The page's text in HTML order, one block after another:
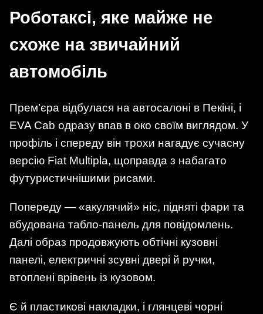
Роботаксі, яке майже не
схоже на звичайний
автомобіль
Прем’єра відбулася на автосалоні в Пекіні, і
EVA Cab одразу впав в око своїм виглядом. У
профіль і спереду він трохи нагадує сучасну
версію Fiat Multipla, щоправда з набагато
футуристичнішими рисами.
Попереду — «акулячий» ніс, підняті фари та
вбудована табло-панель для повідомлень.
Далі образ продовжують обтічні кузовні
панелі, електричні зсувні двері й ручки,
втоплені врівень із кузовом.
Є й пластикові накладки, і глянцеві чорні